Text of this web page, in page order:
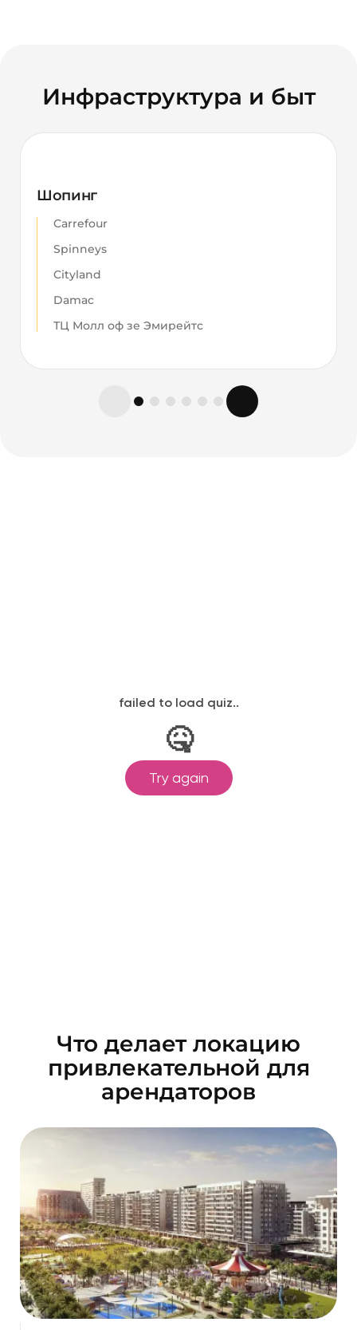
Инфраструктура и быт
Шопинг
Carrefour
Spinneys
Cityland
Damac
ТЦ Молл оф зе Эмирейтс
Что делает локацию
привлекательной для
арендаторов